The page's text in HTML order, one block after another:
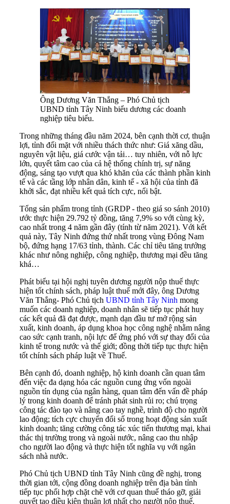
Ông Dương Văn Thắng – Phó Chủ tịch
UBND tỉnh Tây Ninh biểu dương các doanh
nghiệp tiêu biểu.
Trong những tháng đầu năm 2024, bên cạnh thời cơ, thuận
lợi, tỉnh đối mặt với nhiều thách thức như: Giá xăng dầu,
nguyên vật liệu, giá cước vận tải… tuy nhiên, với nỗ lực
lớn, quyết tâm cao của cả hệ thống chính trị, sự năng
động, sáng tạo vượt qua khó khăn của các thành phần kinh
tế và các tầng lớp nhân dân, kinh tế - xã hội của tỉnh đã
khởi sắc, đạt nhiều kết quả tích cực, nổi bật.
Tổng sản phẩm trong tỉnh (GRDP - theo giá so sánh 2010)
ước thực hiện 29.792 tỷ đồng, tăng 7,9% so với cùng kỳ,
cao nhất trong 4 năm gần đây (tính từ năm 2021). Với kết
quả này, Tây Ninh đứng thứ nhất trong vùng Đông Nam
bộ, đứng hạng 17/63 tỉnh, thành. Các chỉ tiêu tăng trưởng
khác như nông nghiệp, công nghiệp, thương mại đều tăng
khá…
Phát biểu tại hội nghị tuyên dương người nộp thuế thực
hiện tốt chính sách, pháp luật thuế mới đây, ông Dương
Văn Thắng- Phó Chủ tịch UBND tỉnh Tây Ninh mong
muốn các doanh nghiệp, doanh nhân sẽ tiếp tục phát huy
các kết quả đã đạt được, mạnh dạn đầu tư mở rộng sản
xuất, kinh doanh, áp dụng khoa học công nghệ nhằm nâng
cao sức cạnh tranh, nội lực để ứng phó với sự thay đổi của
kinh tế trong nước và thế giới; đồng thời tiếp tục thực hiện
tốt chính sách pháp luật về Thuế.
Bên cạnh đó, doanh nghiệp, hộ kinh doanh cần quan tâm
đến việc đa dạng hóa các nguồn cung ứng vốn ngoài
nguồn tín dụng của ngân hàng, quan tâm đến vấn đề pháp
lý trong kinh doanh để tránh phát sinh rủi ro; chú trọng
công tác đào tạo và nâng cao tay nghề, trình độ cho người
lao động; tích cực chuyển đổi số trong hoạt động sản xuất
kinh doanh; tăng cường công tác xúc tiến thương mại, khai
thác thị trường trong và ngoài nước, nâng cao thu nhập
cho người lao động và thực hiện tốt nghĩa vụ với ngân
sách nhà nước.
Phó Chủ tịch UBND tỉnh Tây Ninh cũng đề nghị, trong
thời gian tới, cộng đồng doanh nghiệp trên địa bàn tỉnh
tiếp tục phối hợp chặt chẽ với cơ quan thuế tháo gỡ, giải
quyết tạo điều kiện thuận lợi nhất cho người nộp thuế.